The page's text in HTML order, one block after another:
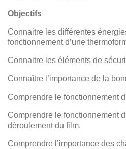
Objectifs
Connaitre les différentes
fonctionnement d’une
Connaitre les éléments de
Connaître l’importance de la
Comprendre le fonctionnement
Comprendre le fonctionnement
déroulement du film.
Comprendre l’importance des